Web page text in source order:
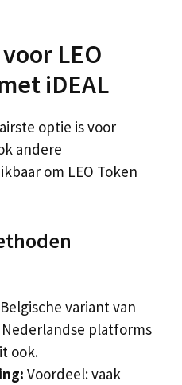
LEO
iDEAL
optie is voor
andere
om LEO Token
variant van
Nederlandse platforms
ook.
Voordeel: vaak